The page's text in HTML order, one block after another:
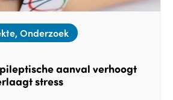
Onderzoek
aanval verhoogt
stress